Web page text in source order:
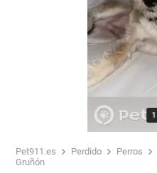
1
Pet911.es Perdido Perros
Gruñón